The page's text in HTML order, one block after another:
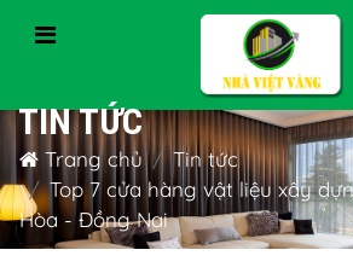
TIN TỨC
Trang chủ
Tin tức
Top 7 cửa hàng vật liệu xây
Hòa - Đồng Nai